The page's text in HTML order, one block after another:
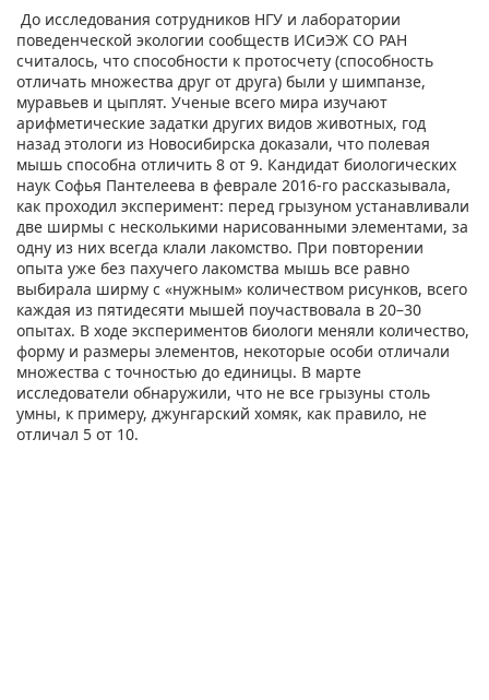
До исследования сотрудников НГУ и лаборатории
поведенческой экологии сообществ ИСиЭЖ СО РАН
считалось, что способности к протосчету (способность
отличать множества друг от друга) были у шимпанзе,
муравьев и цыплят. Ученые всего мира изучают
арифметические задатки других видов животных, год
назад этологи из Новосибирска доказали, что полевая
мышь способна отличить 8 от 9. Кандидат биологических
наук Софья Пантелеева в феврале 2016-го рассказывала,
как проходил эксперимент: перед грызуном устанавливали
две ширмы с несколькими нарисованными элементами, за
одну из них всегда клали лакомство. При повторении
опыта уже без пахучего лакомства мышь все равно
выбирала ширму с «нужным» количеством рисунков, всего
каждая из пятидесяти мышей поучаствовала в 20–30
опытах. В ходе экспериментов биологи меняли количество,
форму и размеры элементов, некоторые особи отличали
множества с точностью до единицы. В марте
исследователи обнаружили, что не все грызуны столь
умны, к примеру, джунгарский хомяк, как правило, не
отличал 5 от 10.